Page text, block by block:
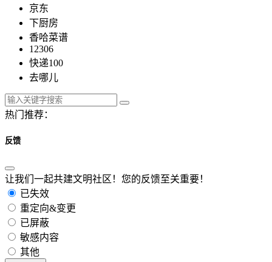
京东
下厨房
香哈菜谱
12306
快递100
去哪儿
热门推荐：
反馈
让我们一起共建文明社区！您的反馈至关重要！
已失效
重定向&变更
已屏蔽
敏感内容
其他